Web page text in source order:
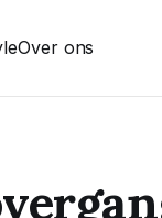
Over ons